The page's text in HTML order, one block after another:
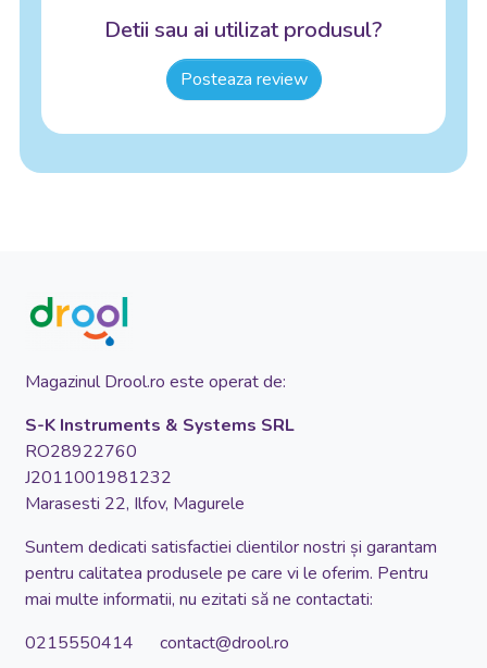
Detii sau ai utilizat produsul?
Posteaza review
Magazinul Drool.ro este operat de:
S-K Instruments & Systems SRL
RO28922760
J2011001981232
Marasesti 22, Ilfov, Magurele
Suntem dedicati satisfactiei clientilor nostri și garantam
pentru calitatea produsele pe care vi le oferim. Pentru
mai multe informatii, nu ezitati să ne contactati:
0215550414 contact@drool.ro